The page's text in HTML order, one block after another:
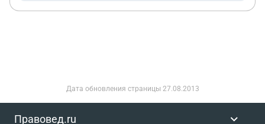
Дата обновления страницы 27.08.2013
Правовед.ru